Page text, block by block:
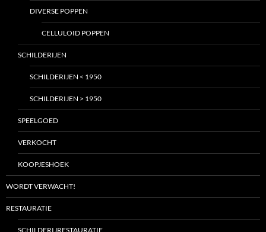
DIVERSE POPPEN
CELLULOID POPPEN
SCHILDERIJEN
SCHILDERIJEN < 1950
SCHILDERIJEN > 1950
SPEELGOED
VERKOCHT
KOOPJESHOEK
WORDT VERWACHT!
RESTAURATIE
SCHILDERIJRESTAURATIE